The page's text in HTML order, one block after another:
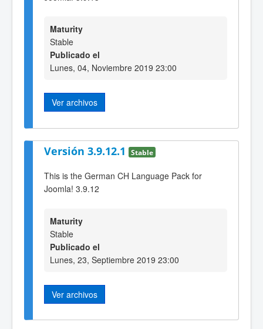
Maturity
Stable
Publicado el
Lunes, 04, Noviembre 2019 23:00
Ver archivos
Versión 3.9.12.1 Stable
This is the German CH Language Pack for
Joomla! 3.9.12
Maturity
Stable
Publicado el
Lunes, 23, Septiembre 2019 23:00
Ver archivos